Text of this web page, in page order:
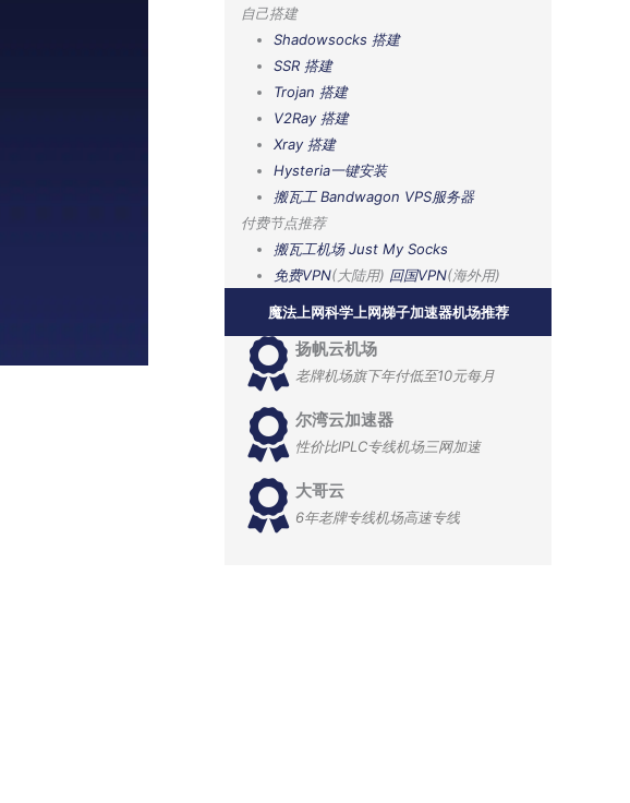
自己搭建
Shadowsocks 搭建
SSR 搭建
Trojan 搭建
V2Ray 搭建
Xray 搭建
Hysteria一键安装
搬瓦工 Bandwagon VPS服务器
付费节点推荐
搬瓦工机场 Just My Socks
免费VPN(大陆用) 回国VPN(海外用)
魔法上网科学上网梯子加速器机场推荐
扬帆云机场
老牌机场旗下年付低至10元每月
尔湾云加速器
性价比IPLC专线机场三网加速
大哥云
6年老牌专线机场高速专线